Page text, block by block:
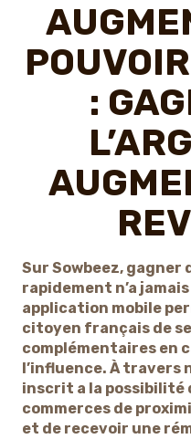
:
Sur Sowbeez,
rapidement n’a
application mobile
citoyen français de
complémentaires en
l’influence. À
inscrit a la possibilité
commerces de
et de recevoir une